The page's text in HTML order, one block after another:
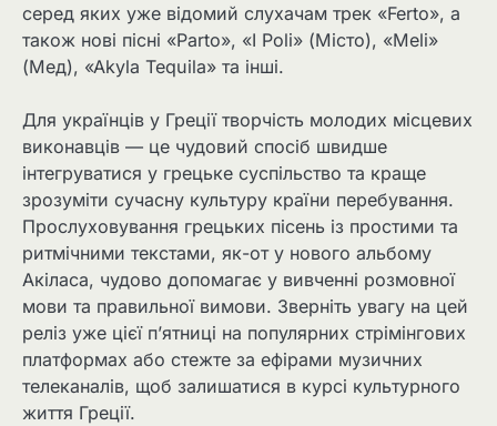
серед яких уже відомий слухачам трек «Ferto», а
також нові пісні «Parto», «I Poli» (Місто), «Meli»
(Мед), «Akyla Tequila» та інші.
Для українців у Греції творчість молодих місцевих
виконавців — це чудовий спосіб швидше
інтегруватися у грецьке суспільство та краще
зрозуміти сучасну культуру країни перебування.
Прослуховування грецьких пісень із простими та
ритмічними текстами, як-от у нового альбому
Акіласа, чудово допомагає у вивченні розмовної
мови та правильної вимови. Зверніть увагу на цей
реліз уже цієї п’ятниці на популярних стрімінгових
платформах або стежте за ефірами музичних
телеканалів, щоб залишатися в курсі культурного
життя Греції.